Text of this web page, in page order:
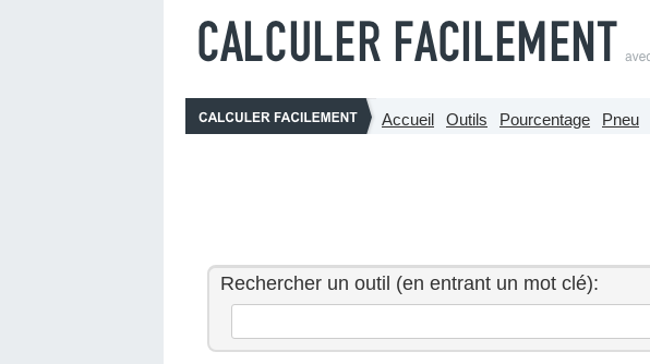
Accueil Outils Pourcentage Pneu
Rechercher un outil (en entrant un mot clé):